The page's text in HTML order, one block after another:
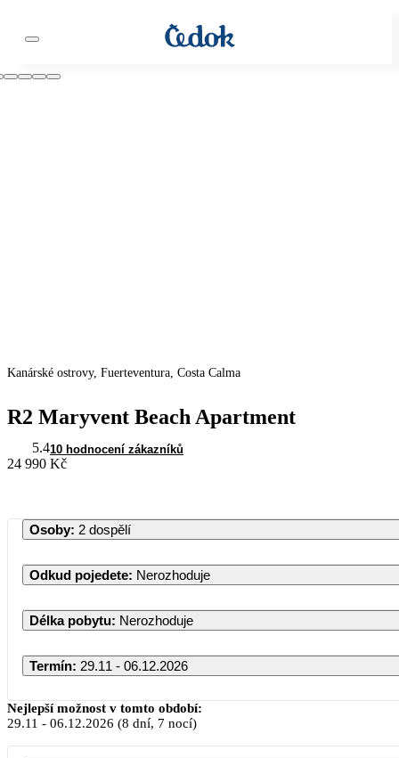
Kanárské ostrovy, Fuerteventura, Costa Calma
R2 Maryvent Beach Apartment
5.410 hodnocení zákazníků
24 990 Kč
Osoby: 2 dospělí
Odkud pojedete: Nerozhoduje
Délka pobytu: Nerozhoduje
Termín: 29.11 - 06.12.2026
PO ÚT ST ČT
Nejlepší možnost v tomto období:
29.11 - 06.12.2026 (8 dní, 7 nocí)